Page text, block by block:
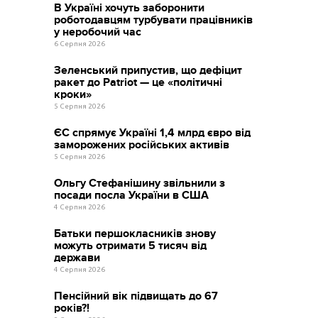
В Україні хочуть заборонити
роботодавцям турбувати працівників
у неробочий час
6 Серпня 2026
Зеленський припустив, що дефіцит
ракет до Patriot — це «політичні
кроки»
5 Серпня 2026
ЄС спрямує Україні 1,4 млрд євро від
заморожених російських активів
5 Серпня 2026
Ольгу Стефанішину звільнили з
посади посла України в США
4 Серпня 2026
Батьки першокласників знову
можуть отримати 5 тисяч від
держави
4 Серпня 2026
Пенсійний вік підвищать до 67
років?!